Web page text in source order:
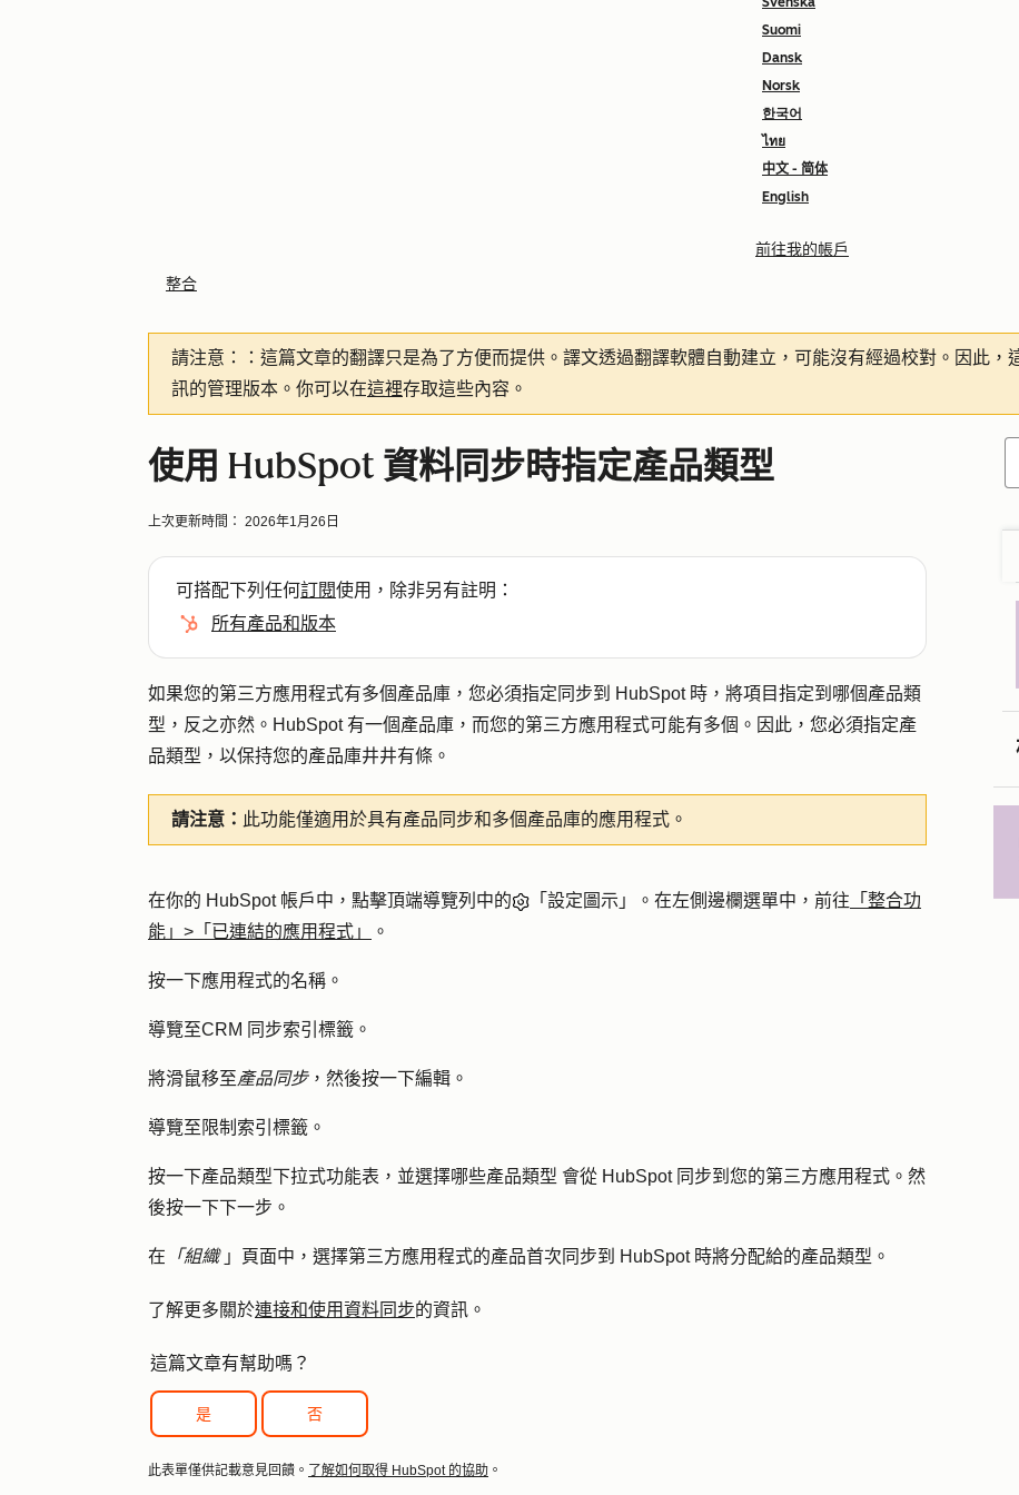
Suomi
Dansk
Norsk
한국어
ไทย
中文 - 简体
English
前往我的帳戶
整合
請注意：
：這篇文章的翻譯只是為了方便而提供。譯文透過翻譯軟體自動建立，可能沒有經過校對。因此
訊的管理版本。你可以在這裡存取這些內容。
使用 HubSpot 資料同步時指定產品類型
上次更新時間： 2026年1月26日
可搭配下列任何訂閱使用，除非另有註明：
所有產品和版本
如果您的第三方應用程式有多個產品庫，您必須指定同步到 HubSpot 時，將項目指定到哪個產品類
型，反之亦然。HubSpot 有一個產品庫，而您的第三方應用程式可能有多個。因此，您必須指定產
品類型，以保持您的產品庫井井有條。
請注意： 此功能僅適用於具有產品同步和多個產品庫的應用程式。
在你的 HubSpot 帳戶中，點擊頂端導覽列中的 「設定圖示」。在左側邊欄選單中，前往 「整合功
能」>「已連結的應用程式」
。
按一下應用程式的名稱 。
導覽至CRM 同步索引標籤。
將滑鼠移至產品同步，然後按一下編輯 。
導覽至 限制 索引標籤。
按一下產品類型下拉式功能表，並選擇哪些產品類型 會從 HubSpot 同步到您的第三方應用程式。然
後按一下下一步 。
在 「組織 」頁面中，選擇第三方應用程式的產品首次同步到 HubSpot 時將分配給的產品類型 。
了解更多關於連接和使用資料同步的資訊。
這篇文章有幫助嗎？
是 否
此表單僅供記載意見回饋。 了解如何取得 HubSpot 的協助 。